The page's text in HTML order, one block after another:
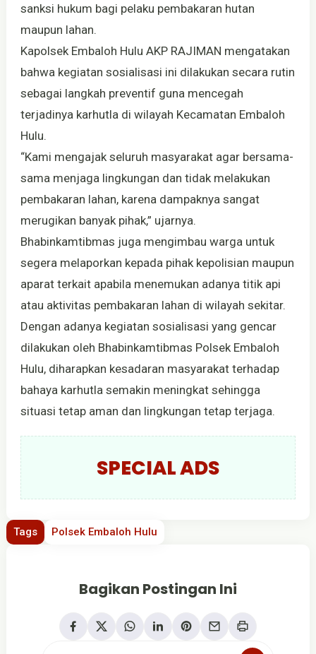
sanksi hukum bagi pelaku pembakaran hutan
maupun lahan.
Kapolsek Embaloh Hulu AKP RAJIMAN mengatakan
bahwa kegiatan sosialisasi ini dilakukan secara rutin
sebagai langkah preventif guna mencegah
terjadinya karhutla di wilayah Kecamatan Embaloh
Hulu.
“Kami mengajak seluruh masyarakat agar bersama-
sama menjaga lingkungan dan tidak melakukan
pembakaran lahan, karena dampaknya sangat
merugikan banyak pihak,” ujarnya.
Bhabinkamtibmas juga mengimbau warga untuk
segera melaporkan kepada pihak kepolisian maupun
aparat terkait apabila menemukan adanya titik api
atau aktivitas pembakaran lahan di wilayah sekitar.
Dengan adanya kegiatan sosialisasi yang gencar
dilakukan oleh Bhabinkamtibmas Polsek Embaloh
Hulu, diharapkan kesadaran masyarakat terhadap
bahaya karhutla semakin meningkat sehingga
situasi tetap aman dan lingkungan tetap terjaga.
SPECIAL ADS
Tags Polsek Embaloh Hulu
Bagikan Postingan Ini